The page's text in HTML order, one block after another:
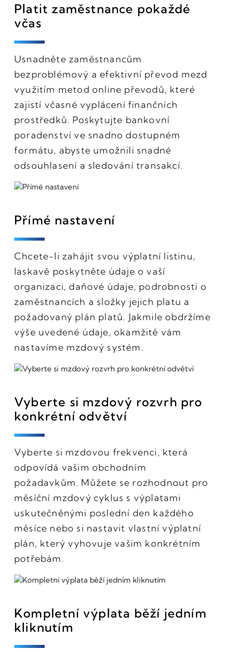
Platit zaměstnance pokaždé
včas
Usnadněte zaměstnancům
bezproblémový a efektivní převod mezd
využitím metod online převodů, které
zajistí včasné vyplácení finančních
prostředků. Poskytujte bankovní
poradenství ve snadno dostupném
formátu, abyste umožnili snadné
odsouhlasení a sledování transakcí.
Přímé nastavení
Chcete-li zahájit svou výplatní listinu,
laskavě poskytněte údaje o vaší
organizaci, daňové údaje, podrobnosti o
zaměstnancích a složky jejich platu a
požadovaný plán platů. Jakmile obdržíme
výše uvedené údaje, okamžitě vám
nastavíme mzdový systém.
Vyberte si mzdový rozvrh pro
konkrétní odvětví
Vyberte si mzdovou frekvenci, která
odpovídá vašim obchodním
požadavkům. Můžete se rozhodnout pro
měsíční mzdový cyklus s výplatami
uskutečněnými poslední den každého
měsíce nebo si nastavit vlastní výplatní
plán, který vyhovuje vašim konkrétním
potřebám.
Kompletní výplata běží jedním
kliknutím